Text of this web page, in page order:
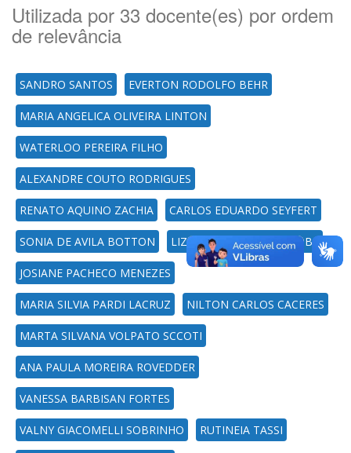
Utilizada por 33 docente(es) por ordem
de relevância
SANDRO SANTOS EVERTON RODOLFO BEHR
MARIA ANGELICA OLIVEIRA LINTON
WATERLOO PEREIRA FILHO
ALEXANDRE COUTO RODRIGUES
RENATO AQUINO ZACHIA CARLOS EDUARDO SEYFERT
SONIA DE AVILA BOTTON LIZANDRA JAQUELINE ROBE
JOSIANE PACHECO MENEZES
MARIA SILVIA PARDI LACRUZ NILTON CARLOS CACERES
MARTA SILVANA VOLPATO SCCOTI
ANA PAULA MOREIRA ROVEDDER
VANESSA BARBISAN FORTES
VALNY GIACOMELLI SOBRINHO RUTINEIA TASSI